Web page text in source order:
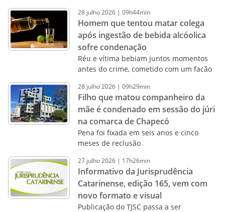
28 julho2026 | 09h44min
Homem que tentou matar colega
após ingestão de bebida alcóolica
sofre condenação
Réu e vítima bebiam juntos momentos
antes do crime, cometido com um facão
28 julho2026 | 09h29min
Filho que matou companheiro da
mãe é condenado em sessão do júri
na comarca de Chapecó
Pena foi fixada em seis anos e cinco
meses de reclusão
27 julho2026 | 17h26min
Informativo da Jurisprudência
Catarinense, edição 165, vem com
novo formato e visual
Publicação do TJSC passa a ser